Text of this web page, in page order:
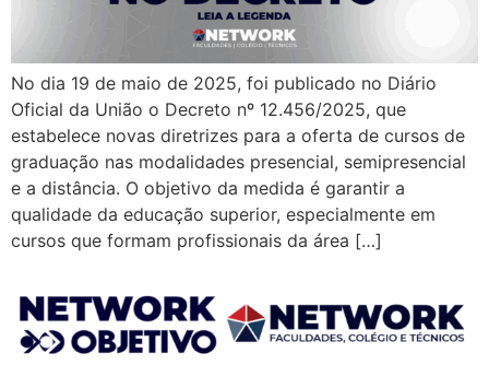
No dia 19 de maio de 2025, foi publicado no Diário
Oficial da União o Decreto nº 12.456/2025, que
estabelece novas diretrizes para a oferta de cursos de
graduação nas modalidades presencial, semipresencial
e a distância. O objetivo da medida é garantir a
qualidade da educação superior, especialmente em
cursos que formam profissionais da área […]